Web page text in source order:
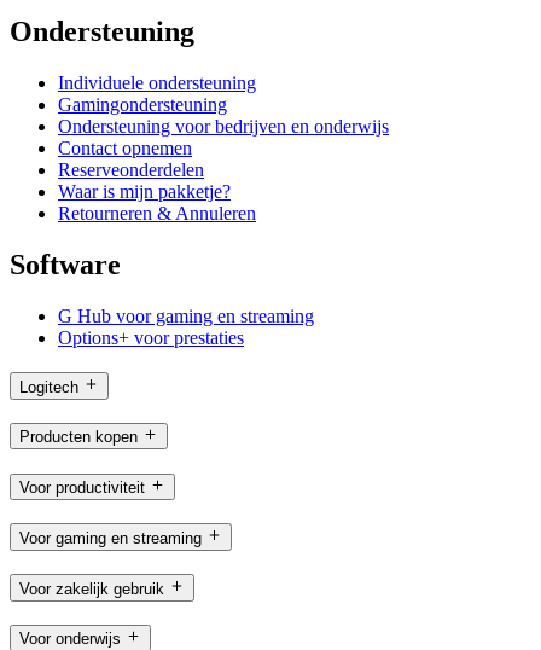
Ondersteuning
Individuele ondersteuning
Gamingondersteuning
Ondersteuning voor bedrijven en onderwijs
Contact opnemen
Reserveonderdelen
Waar is mijn pakketje?
Retourneren & Annuleren
Software
G Hub voor gaming en streaming
Options+ voor prestaties
Logitech
Producten kopen
Voor productiviteit
Voor gaming en streaming
Voor zakelijk gebruik
Voor onderwijs